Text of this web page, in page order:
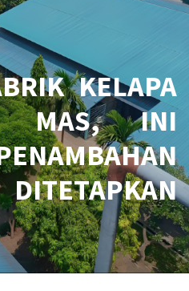
KELAPA
MAS, INI